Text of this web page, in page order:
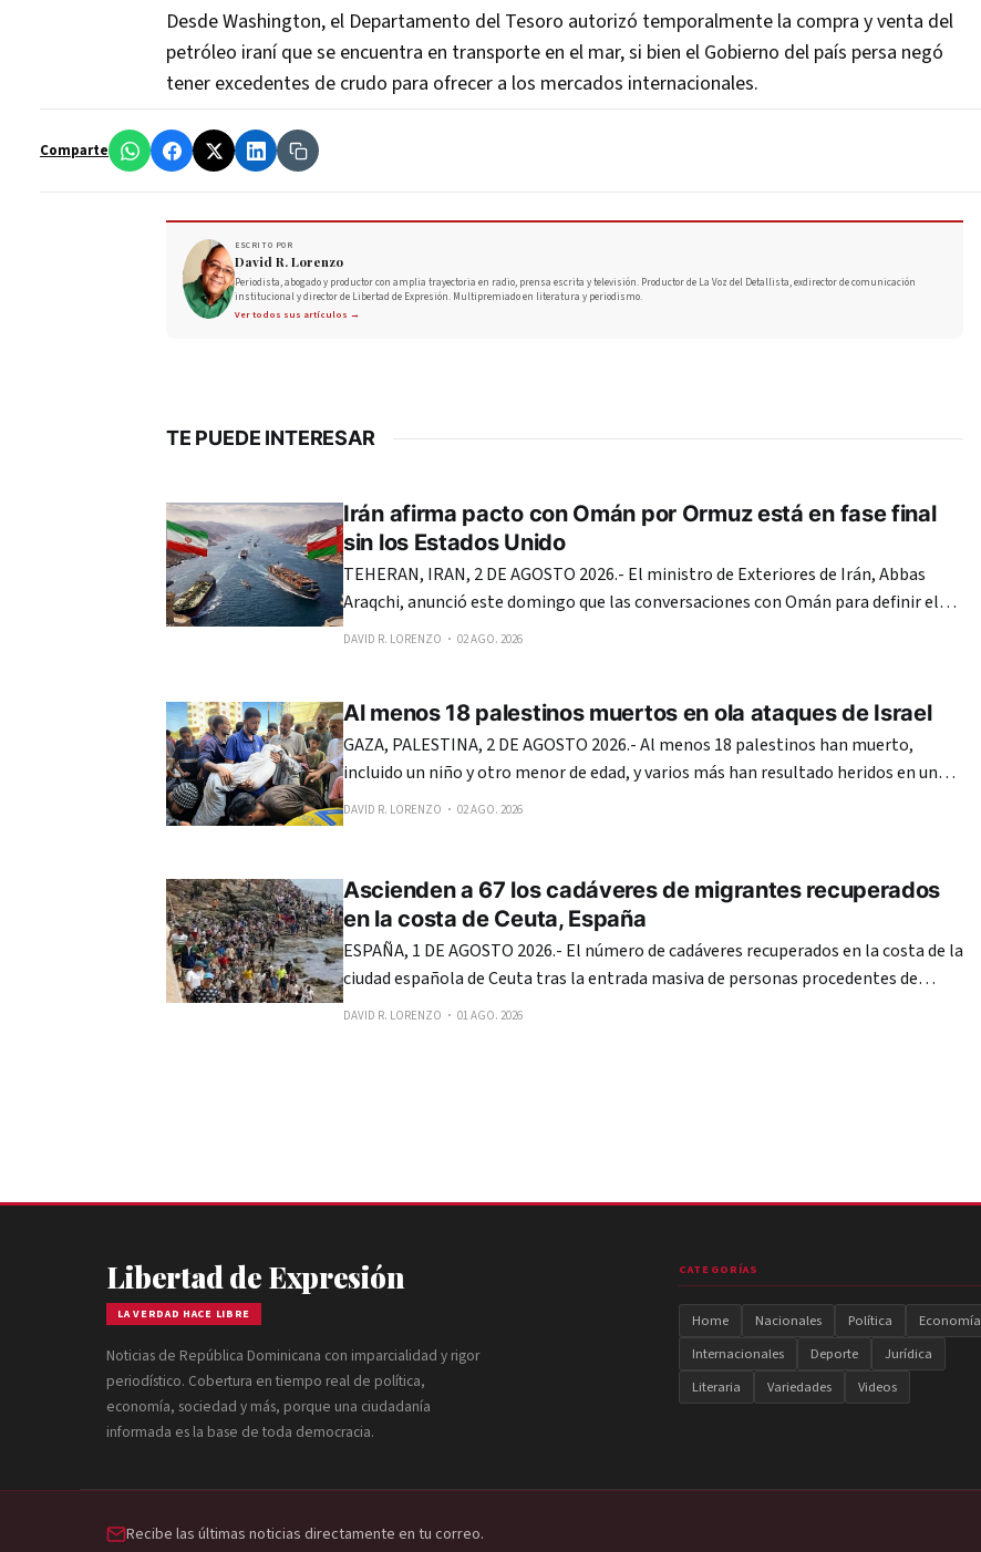
Desde Washington, el Departamento del Tesoro autorizó temporalmente la compra y venta del
petróleo iraní que se encuentra en transporte en el mar, si bien el Gobierno del país persa negó
tener excedentes de crudo para ofrecer a los mercados internacionales.
Comparte
ESCRITO POR
David R. Lorenzo
Periodista, abogado y productor con amplia trayectoria en radio, prensa escrita y televisión. Productor de La Voz del Detallista, exdirector de comunicación
institucional y director de Libertad de Expresión. Multipremiado en literatura y periodismo.
Ver todos sus artículos →
TE PUEDE INTERESAR
Irán afirma pacto con Omán por Ormuz está en fase final
sin los Estados Unido
TEHERAN, IRAN, 2 DE AGOSTO 2026.- El ministro de Exteriores de Irán, Abbas
Araqchi, anunció este domingo que las conversaciones con Omán para definir el
estatus del estrecho de Ormuz entraron en su «fase final» y reiteró que Estados
DAVID R. LORENZO 02 AGO. 2026
Al menos 18 palestinos muertos en ola ataques de Israel
GAZA, PALESTINA, 2 DE AGOSTO 2026.- Al menos 18 palestinos han muerto,
incluido un niño y otro menor de edad, y varios más han resultado heridos en una
nueva serie de ataques ejecutados en la madrugada de este domingo por el
DAVID R. LORENZO 02 AGO. 2026
Ascienden a 67 los cadáveres de migrantes recuperados
en la costa de Ceuta, España
ESPAÑA, 1 DE AGOSTO 2026.- El número de cadáveres recuperados en la costa de la
ciudad española de Ceuta tras la entrada masiva de personas procedentes de
Marruecos en los últimos días asciende a 67, según los datos facilitados a EFE por
DAVID R. LORENZO 01 AGO. 2026
Libertad de Expresión
LA VERDAD HACE LIBRE
Noticias de República Dominicana con imparcialidad y rigor
periodístico. Cobertura en tiempo real de política,
economía, sociedad y más, porque una ciudadanía
informada es la base de toda democracia.
CATEGORÍAS
Home Nacionales Política
Economía
Internacionales
Deporte
Jurídica
Literaria
Variedades Videos
Recibe las últimas noticias directamente en tu correo.